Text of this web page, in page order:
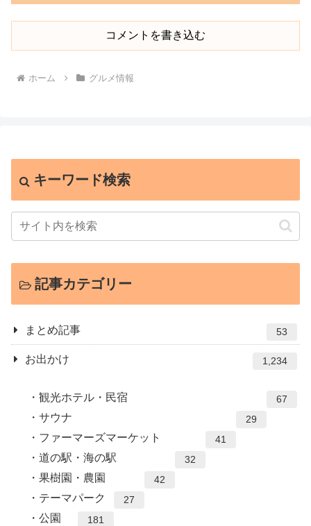
コメントを書き込む
ホーム グルメ情報
キーワード検索
記事カテゴリー
まとめ記事 53
お出かけ 1,234
観光ホテル・民宿 67
サウナ 29
ファーマーズマーケット 41
道の駅・海の駅 32
果樹園・農園 42
テーマパーク 27
公園 181